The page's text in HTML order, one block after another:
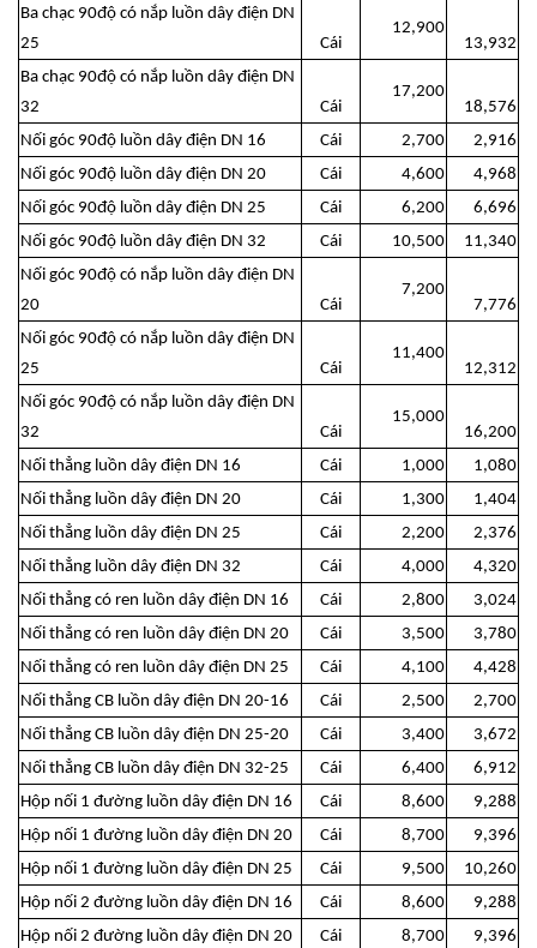
Ba chạc 90độ có nắp luồn dây điện DN
25
Cái
12,900
13,932
Ba chạc 90độ có nắp luồn dây điện DN
32
Cái
17,200
18,576
Nối góc 90độ luồn dây điện DN 16
Cái 2,700
2,916
Nối góc 90độ luồn dây điện DN 20
Cái 4,600
4,968
Nối góc 90độ luồn dây điện DN 25
Cái 6,200
6,696
Nối góc 90độ luồn dây điện DN 32
Cái 10,500
11,340
Nối góc 90độ có nắp luồn dây điện DN
20
Cái
7,200
7,776
Nối góc 90độ có nắp luồn dây điện DN
25
Cái
11,400
12,312
Nối góc 90độ có nắp luồn dây điện DN
32
Cái
15,000
16,200
Nối thẳng luồn dây điện DN 16
Cái 1,000
1,080
Nối thẳng luồn dây điện DN 20
Cái 1,300
1,404
Nối thẳng luồn dây điện DN 25
Cái 2,200
2,376
Nối thẳng luồn dây điện DN 32
Cái 4,000
4,320
Nối thẳng có ren luồn dây điện DN 16
Cái 2,800
3,024
Nối thẳng có ren luồn dây điện DN 20
Cái 3,500
3,780
Nối thẳng có ren luồn dây điện DN 25
Cái 4,100
4,428
Nối thẳng CB luồn dây điện DN 20-16
Cái 2,500
2,700
Nối thẳng CB luồn dây điện DN 25-20
Cái 3,400
3,672
Nối thẳng CB luồn dây điện DN 32-25
Cái 6,400
6,912
Hộp nối 1 đường luồn dây điện DN 16
Cái 8,600
9,288
Hộp nối 1 đường luồn dây điện DN 20
Cái 8,700
9,396
Hộp nối 1 đường luồn dây điện DN 25
Cái 9,500
10,260
Hộp nối 2 đường luồn dây điện DN 16
Cái 8,600
9,288
Hộp nối 2 đường luồn dây điện DN 20
Cái 8,700 9,396